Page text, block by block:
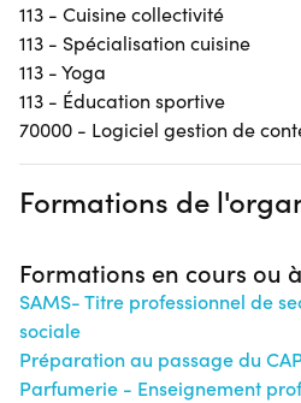
113 - Cuisine collectivité
113 - Spécialisation cuisine
113 - Yoga
113 - Éducation sportive
70000 - Logiciel gestion de
Formations de
Formations en cours ou
SAMS- Titre professionnel de
sociale
Préparation au passage du
Parfumerie - Enseignement